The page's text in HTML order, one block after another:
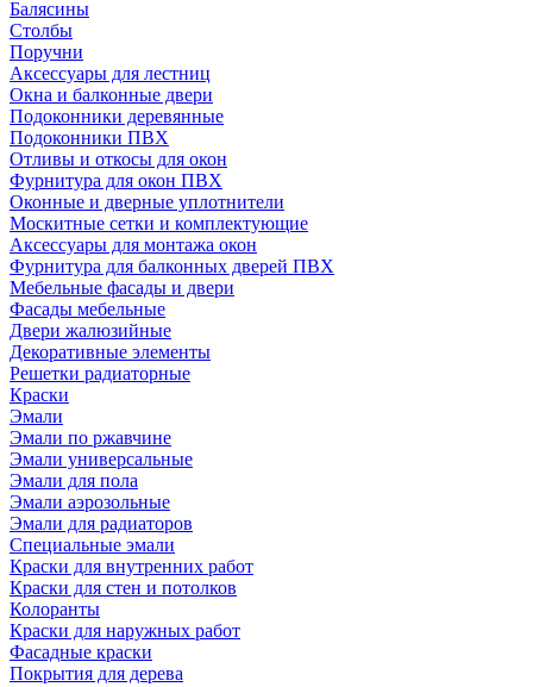
Балясины
Столбы
Поручни
Аксессуары для лестниц
Окна и балконные двери
Подоконники деревянные
Подоконники ПВХ
Отливы и откосы для окон
Фурнитура для окон ПВХ
Оконные и дверные уплотнители
Москитные сетки и комплектующие
Аксессуары для монтажа окон
Фурнитура для балконных дверей ПВХ
Мебельные фасады и двери
Фасады мебельные
Двери жалюзийные
Декоративные элементы
Решетки радиаторные
Краски
Эмали
Эмали по ржавчине
Эмали универсальные
Эмали для пола
Эмали аэрозольные
Эмали для радиаторов
Специальные эмали
Краски для внутренних работ
Краски для стен и потолков
Колоранты
Краски для наружных работ
Фасадные краски
Покрытия для дерева